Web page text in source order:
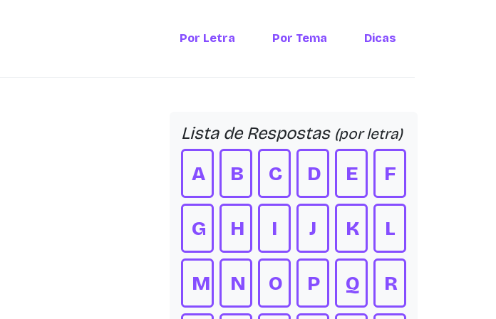
Por Letra Por Tema Dicas
Lista de Respostas (por letra)
A B C D E F
G H I J K L
M N O P Q R